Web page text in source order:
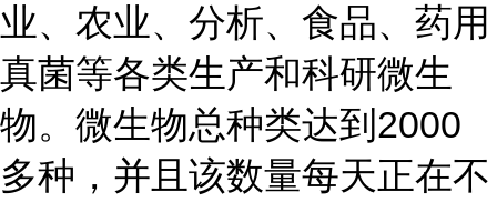
业、农业、分析、食品、药用
真菌等各类生产和科研微生
物。微生物总种类达到2000
多种，并且该数量每天正在不